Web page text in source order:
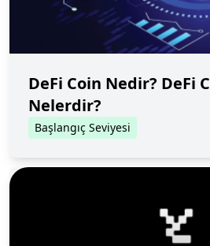
DeFi Coin Nedir? DeFi
Nelerdir?
Başlangıç Seviyesi